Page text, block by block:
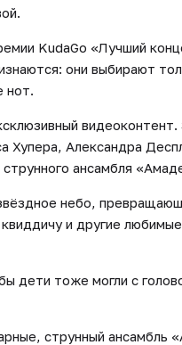
KudaGo «Лучший
они выбирают
нот.
Александра
ансамбля
небо,
и другие
дети тоже могли с
струнный ансамбль